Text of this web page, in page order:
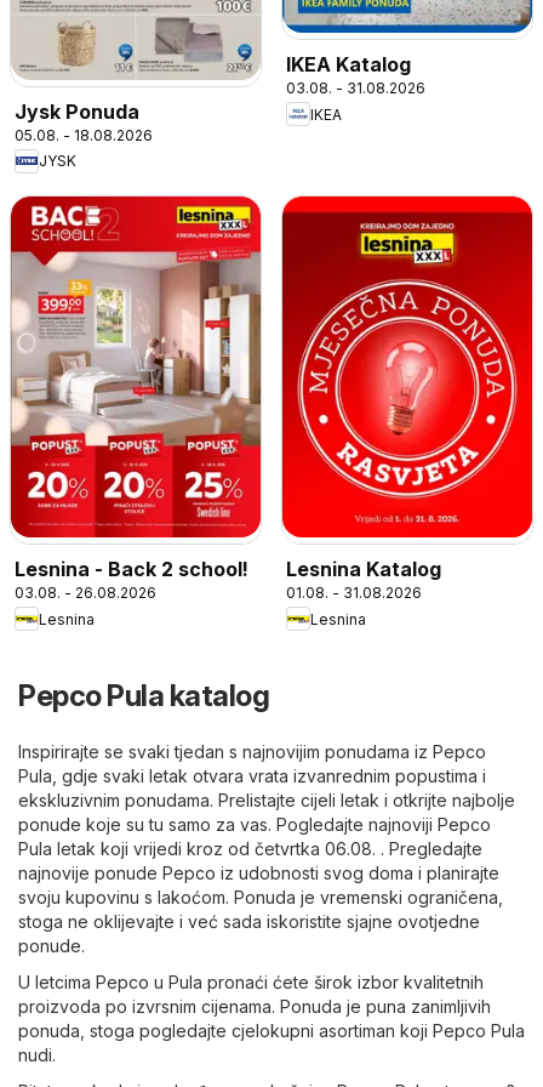
Jysk Ponuda
05.08. - 18.08.2026
JYSK
IKEA Katalog
03.08. - 31.08.2026
IKEA
Lesnina - Back 2 school!
03.08. - 26.08.2026
Lesnina
Lesnina Katalog
01.08. - 31.08.2026
Lesnina
Pepco Pula katalog
Inspirirajte se svaki tjedan s najnovijim ponudama iz Pepco
Pula, gdje svaki letak otvara vrata izvanrednim popustima i
ekskluzivnim ponudama. Prelistajte cijeli letak i otkrijte najbolje
ponude koje su tu samo za vas. Pogledajte najnoviji Pepco
Pula letak koji vrijedi kroz od četvrtka 06.08. . Pregledajte
najnovije ponude Pepco iz udobnosti svog doma i planirajte
svoju kupovinu s lakoćom. Ponuda je vremenski ograničena,
stoga ne oklijevajte i već sada iskoristite sjajne ovotjedne
ponude.
U letcima Pepco u Pula pronaći ćete širok izbor kvalitetnih
proizvoda po izvrsnim cijenama. Ponuda je puna zanimljivih
ponuda, stoga pogledajte cjelokupni asortiman koji Pepco Pula
nudi.